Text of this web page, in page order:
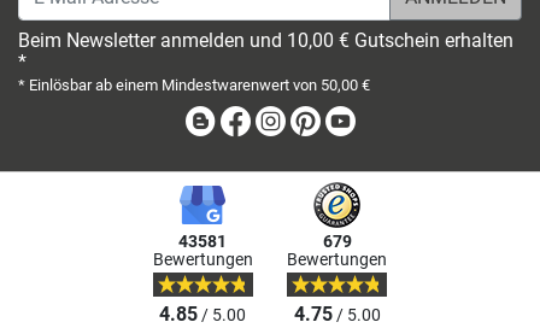
Beim Newsletter anmelden und 10,00 € Gutschein erhalten
*
* Einlösbar ab einem Mindestwarenwert von 50,00 €
BlogFacebook
Instagram
Pinterest
43581
Bewertungen
4.85/ 5.00
679
Bewertungen
4.75/ 5.00